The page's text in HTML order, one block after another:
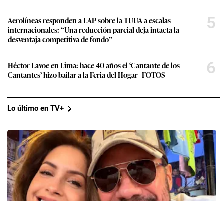
Aerolíneas responden a LAP sobre la TUUA a escalas
internacionales: “Una reducción parcial deja intacta la
desventaja competitiva de fondo”
5
Héctor Lavoe en Lima: hace 40 años el ‘Cantante de los
Cantantes’ hizo bailar a la Feria del Hogar | FOTOS
6
Lo último en TV+